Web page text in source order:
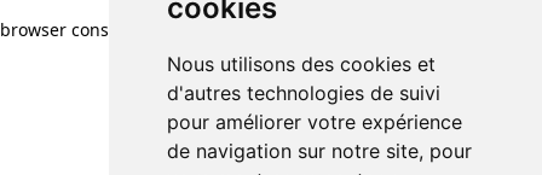
cookies
Nous utilisons des cookies et
d'autres technologies de suivi
pour améliorer votre expérience
de navigation sur notre site, pour
cookies
Nous utilisons des cookies et
d'autres technologies de suivi
pour améliorer votre expérience
de navigation sur notre site, pour
browser console for more information)